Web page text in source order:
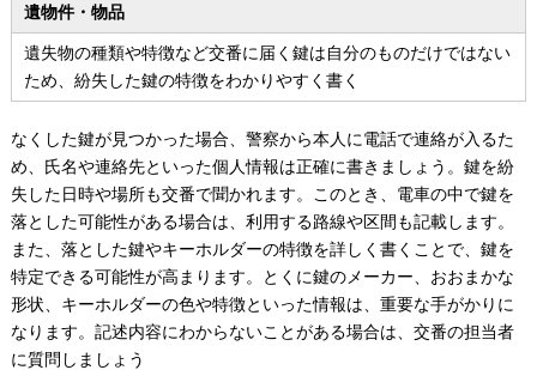
遺物件・物品
遺失物の種類や特徴など交番に届く鍵は自分のものだけではない
ため、 紛失した鍵の特徴をわかりやすく書く
なくした鍵が見つかった場合、警察から本人に電話で連絡が入るた
め、氏名や連絡先といった個人情報は正確に書きましょう。鍵を紛
失した日時や場所も交番で聞かれます。このとき、電車の中で鍵を
落とした可能性がある場合は、利用する路線や区間も記載します。
また、落とした鍵やキーホルダーの特徴を詳しく書くことで、鍵を
特定できる可能性が高まります。とくに鍵のメーカー、おおまかな
形状、キーホルダーの色や特徴といった情報は、重要な手がかりに
なります。記述内容にわからないことがある場合は、交番の担当者
に質問しましょう